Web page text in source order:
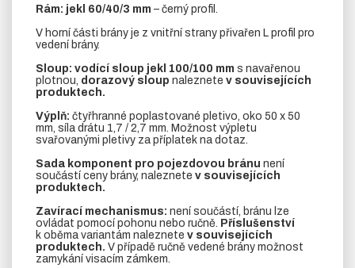
Rám: jekl 60/40/3 mm – černý profil.
V horní části brány je z vnitřní strany přivařen L profil pro
vedení brány.
Sloup: vodící sloup jekl 100/100 mm s navařenou
plotnou, dorazový sloup naleznete v souvisejících
produktech.
Výplň: čtyřhranné poplastované pletivo, oko 50 x 50
mm, síla drátu 1,7 / 2,7 mm. Možnost výpletu
svařovanými pletivy za příplatek na dotaz.
Sada komponent pro pojezdovou bránu není
součástí ceny brány, naleznete v souvisejících
produktech.
Zavírací mechanismus: není součástí, bránu lze
ovládat pomocí pohonu nebo ručně. Příslušenství
k oběma variantám naleznete v souvisejících
produktech. V případě ručně vedené brány možnost
zamykání visacím zámkem.